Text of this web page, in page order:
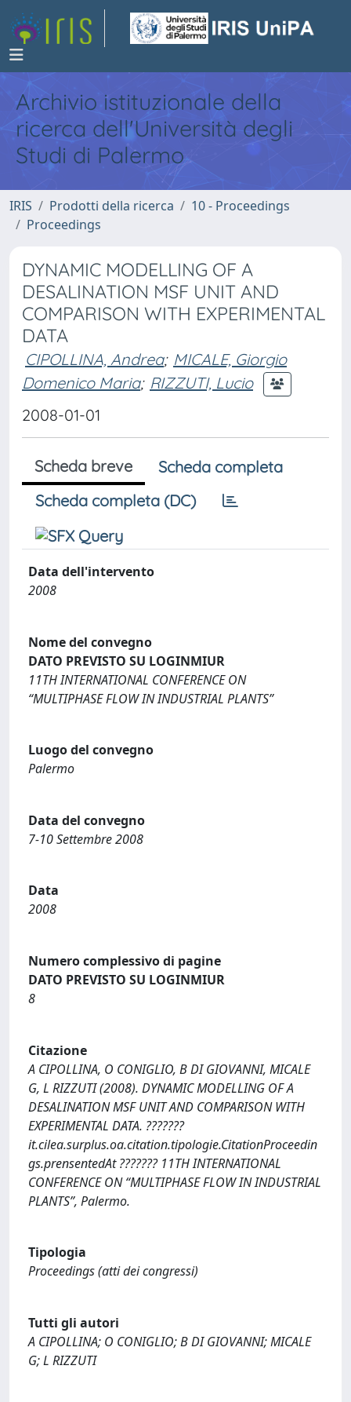
Archivio istituzionale della
ricerca dell'Università degli
Studi di Palermo
IRIS Prodotti della ricerca
10 - Proceedings
Proceedings
DYNAMIC MODELLING OF A
DESALINATION MSF UNIT AND
COMPARISON WITH EXPERIMENTAL
DATA
CIPOLLINA, Andrea; MICALE, Giorgio
Domenico Maria; RIZZUTI, Lucio
2008-01-01
Scheda breve
Scheda completa
Scheda completa (DC)
Data dell'intervento
2008
Nome del convegno
DATO PREVISTO SU LOGINMIUR
11TH INTERNATIONAL CONFERENCE ON
“MULTIPHASE FLOW IN INDUSTRIAL PLANTS”
Luogo del convegno
Palermo
Data del convegno
7-10 Settembre 2008
Data
2008
Numero complessivo di pagine
DATO PREVISTO SU LOGINMIUR
8
Citazione
A CIPOLLINA, O CONIGLIO, B DI GIOVANNI, MICALE
G, L RIZZUTI (2008). DYNAMIC MODELLING OF A
DESALINATION MSF UNIT AND COMPARISON WITH
EXPERIMENTAL DATA. ???????
it.cilea.surplus.oa.citation.tipologie.CitationProceedin
gs.prensentedAt ??????? 11TH INTERNATIONAL
CONFERENCE ON “MULTIPHASE FLOW IN INDUSTRIAL
PLANTS”, Palermo.
Tipologia
Proceedings (atti dei congressi)
Tutti gli autori
A CIPOLLINA; O CONIGLIO; B DI GIOVANNI; MICALE
G; L RIZZUTI